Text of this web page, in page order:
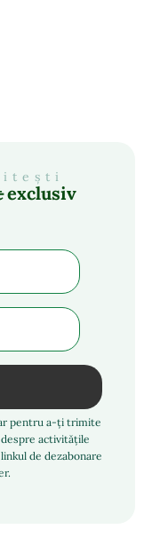
exclusiv
pentru a-ți trimite
activitățile
de dezabonare